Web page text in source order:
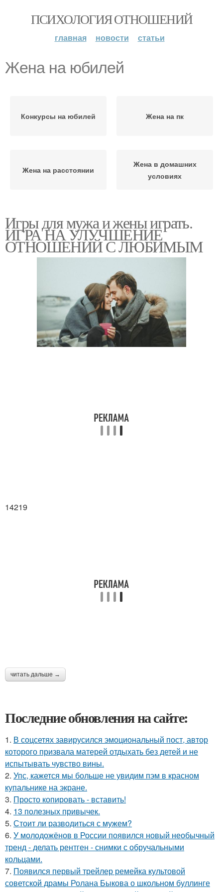
ПСИХОЛОГИЯ ОТНОШЕНИЙ
главная новости статьи
Жена на юбилей
Конкурсы на юбилей Жена на пк
Жена на расстоянии
Жена в домашних
условиях
Игры для мужа и жены играть.
ИГРА НА УЛУЧШЕНИЕ
ОТНОШЕНИЙ С ЛЮБИМЫМ
14219
читать дальше →
Последние обновления на сайте:
1. В соцсетях завирусился эмоциональный пост, автор
которого призвала матерей отдыхать без детей и не
испытывать чувство вины.
2. Упс, кажется мы больше не увидим пэм в красном
купальнике на экране.
3. Просто копировать - вставить!
4. 13 полезных привычек.
5. Стоит ли разводиться с мужем?
6. У молодожёнов в России появился новый необычный
тренд - делать рентген - снимки с обручальными
кольцами.
7. Появился первый трейлер ремейка культовой
советской драмы Ролана Быкова о школьном буллинге